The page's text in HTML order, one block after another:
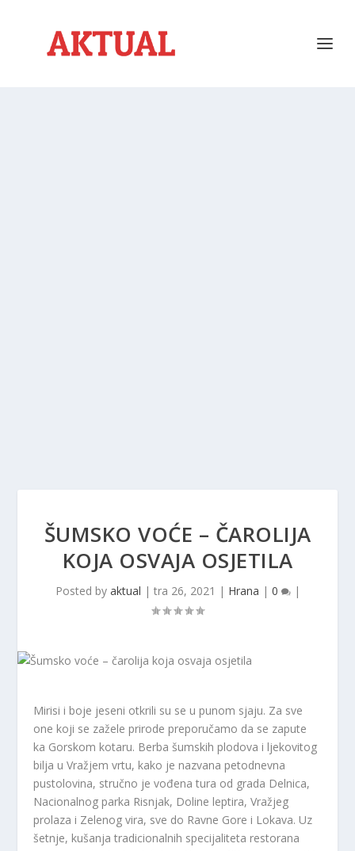
ŠUMSKO VOĆE – ČAROLIJA
KOJA OSVAJA OSJETILA
Posted by aktual | tra 26, 2021 | Hrana | 0 |
Mirisi i boje jeseni otkrili su se u punom sjaju. Za sve
one koji se zažele prirode preporučamo da se zapute
ka Gorskom kotaru. Berba šumskih plodova i ljekovitog
bilja u Vražjem vrtu, kako je nazvana petodnevna
pustolovina, stručno je vođena tura od grada Delnica,
Nacionalnog parka Risnjak, Doline leptira, Vražjeg
prolaza i Zelenog vira, sve do Ravne Gore i Lokava. Uz
šetnje, kušanja tradicionalnih specijaliteta restorana